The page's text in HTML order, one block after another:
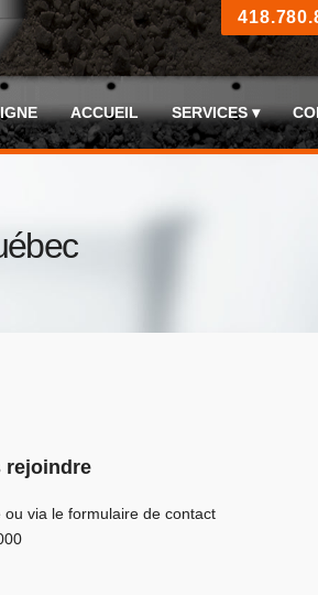
ACCUEIL SERVICES ▾
rejoindre
ou via le formulaire de contact